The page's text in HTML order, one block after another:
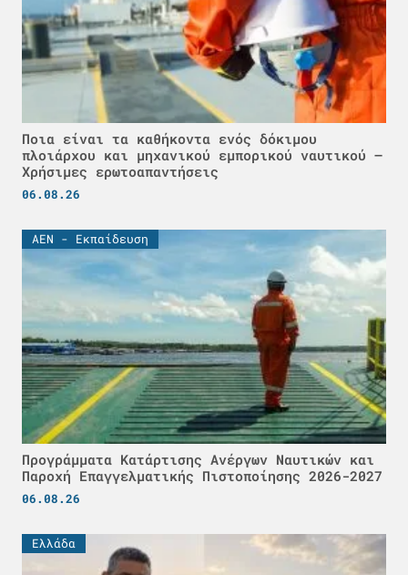
Ποια είναι τα καθήκοντα ενός δόκιμου
πλοιάρχου και μηχανικού εμπορικού ναυτικού –
Χρήσιμες ερωτοαπαντήσεις
06.08.26
ΑΕΝ - Εκπαίδευση
Προγράμματα Κατάρτισης Ανέργων Ναυτικών και
Παροχή Επαγγελματικής Πιστοποίησης 2026-2027
06.08.26
Ελλάδα